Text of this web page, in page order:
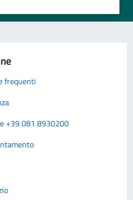
frequenti
+39 081 8930200